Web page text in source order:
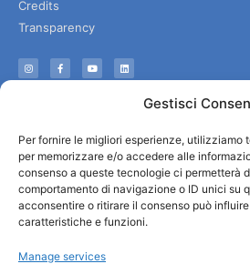
Gestisci
Per fornire le migliori esperienze, utilizziamo
per memorizzare e/o accedere alle
consenso a queste tecnologie ci permetterà
comportamento di navigazione o ID unici su
acconsentire o ritirare il consenso può
caratteristiche e funzioni.
Manage services
Credits
Transparency
Useful services
Brochures